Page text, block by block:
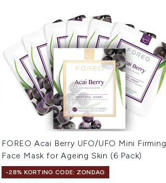
FOREO Acai Berry UFO/UFO Mini Firming
Face Mask for Ageing Skin (6 Pack)
-28% KORTING CODE: ZONDAG